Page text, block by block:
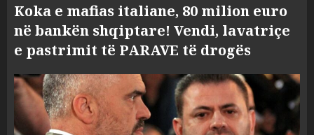
Koka e mafias italiane, 80 milion euro
në bankën shqiptare! Vendi, lavatriçe
e pastrimit të PARAVE të drogës